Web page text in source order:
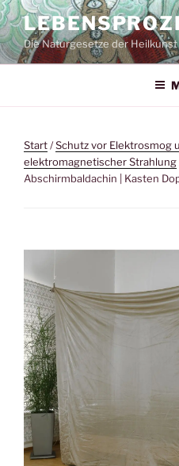
Zum
Inhalt
springenDie Naturgesetze der
Start/Schutz vor Elektrosmog
elektromagnetischer Strahlung
Abschirmbaldachin | Kasten